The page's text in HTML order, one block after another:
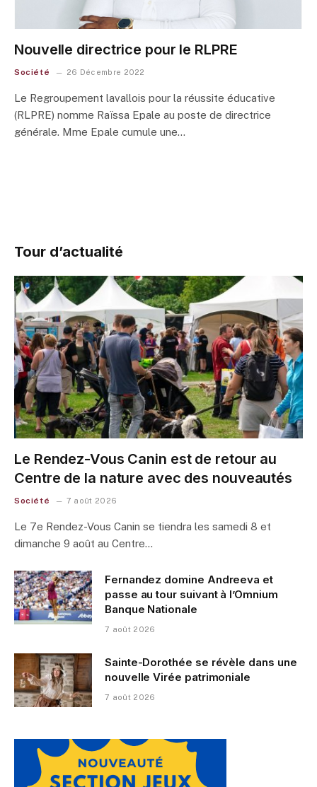
Nouvelle directrice pour le RLPRE
Société 26 Décembre 2022
Le Regroupement lavallois pour la réussite éducative
(RLPRE) nomme Raïssa Epale au poste de directrice
générale. Mme Epale cumule une…
Tour d’actualité
Le Rendez-Vous Canin est de retour au
Centre de la nature avec des nouveautés
Société 7 août 2026
Le 7e Rendez-Vous Canin se tiendra les samedi 8 et
dimanche 9 août au Centre…
Fernandez domine Andreeva et
passe au tour suivant à l’Omnium
Banque Nationale
7 août 2026
Sainte-Dorothée se révèle dans une
nouvelle Virée patrimoniale
7 août 2026